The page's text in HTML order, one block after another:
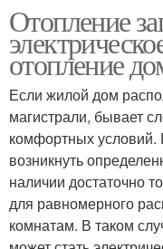
Отопление
отопление
Если жилой дом
магистрали, бывает
комфортных условий.
возникнуть
наличии достаточно
для равномерного
комнатам. В таком